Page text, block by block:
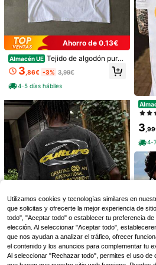
13
Camiseta sin mangas holgada de es
tilo relajado para hombre, color negr
o desgastado, con efecto lavado y
corte ancho en los hombros, estilo v
intage de calle de alta gama, prend
a llamativa de verano
12 ,15€
sa
lo
mal
#3
Ahorro de 0,13€
Almacén UE Tejido de algodón puro,
ligero, suave y holgado, perfecto p
ara relajarse en casa, viajes cortos
y un estilo urbano a la moda. Prese
nta un aire retro y urbano. Estrella r
oja de cinco puntas,
3 ,86€ -3% 3,99€
4-5 días hábiles
3
4-
Utilizamos cookies y tecnologías similares en
que solicitas y ofrecerte la mejor experiencia de
todo", "Aceptar todo" o establecer tu preferencia
elección. Al seleccionar "Aceptar todo",
que nos ayudan a analizar el tráfico, ofrecer
el contenido y los anuncios para complementar tu
Al seleccionar "Rechazar todo", permites el uso